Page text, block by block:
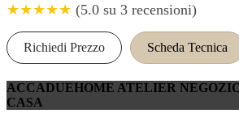
★★★★★ (5.0 su 3 recensioni)
Richiedi Prezzo Scheda Tecnica
ACCADUEHOME ATELIER
CASA